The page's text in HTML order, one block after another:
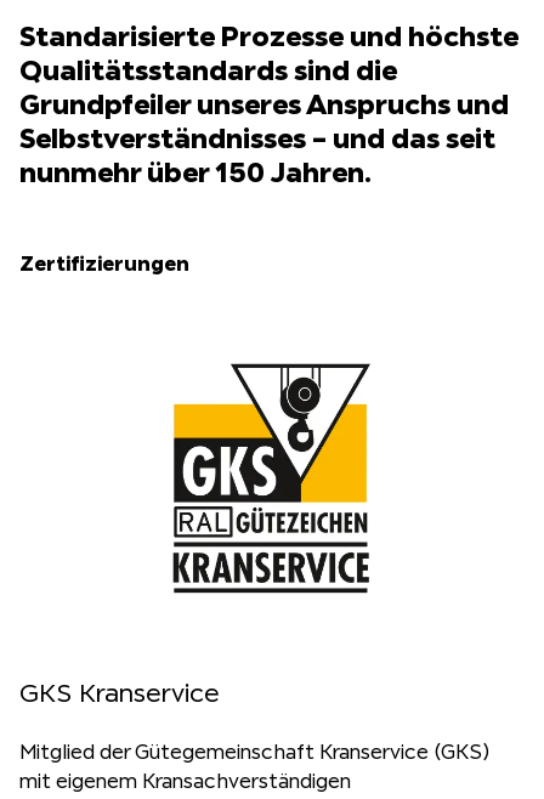
Standarisierte Prozesse und höchste
Qualitätsstandards sind die
Grundpfeiler unseres Anspruchs und
Selbstverständnisses – und das seit
nunmehr über 150 Jahren.
Zertifizierungen
GKS Kranservice
Mitglied der Gütegemeinschaft Kranservice (GKS)
mit eigenem Kransachverständigen